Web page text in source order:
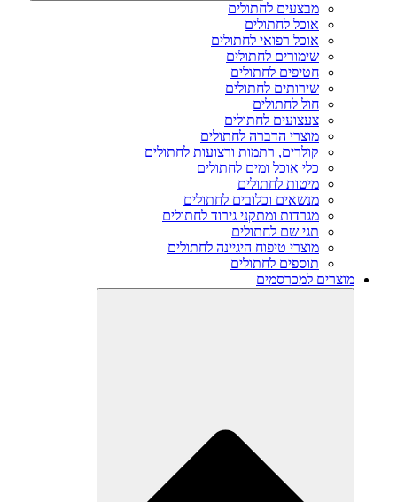
מבצעים לחתולים
אוכל לחתולים
אוכל רפואי לחתולים
שימורים לחתולים
חטיפים לחתולים
שירותים לחתולים
חול לחתולים
צעצועים לחתולים
מוצרי הדברה לחתולים
קולרים, רתמות ורצועות לחתולים
כלי אוכל ומים לחתולים
מיטות לחתולים
מנשאים וכלובים לחתולים
מגרדות ומתקני גירוד לחתולים
תגי שם לחתולים
מוצרי טיפוח היגיינה לחתולים
תוספים לחתולים
מוצרים למכרסמים